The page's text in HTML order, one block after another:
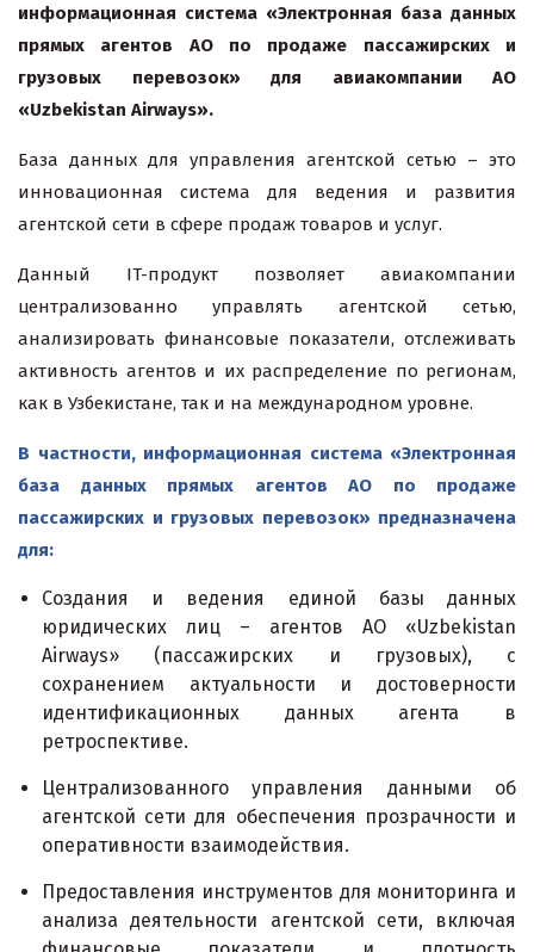
информационная система «Электронная база данных
прямых агентов АО по продаже пассажирских и
грузовых перевозок» для авиакомпании АО
«Uzbekistan Airways».
База данных для управления агентской сетью
– это
инновационная система для ведения и развития
агентской сети в сфере продаж товаров и услуг.
Данный IT-продукт позволяет авиакомпании
централизованно управлять агентской сетью,
анализировать финансовые показатели, отслеживать
активность агентов и их распределение по регионам,
как в Узбекистане, так и на международном уровне.
В частности, информационная система «Электронная
база данных прямых агентов АО по продаже
пассажирских и грузовых перевозок» предназначена
для:
Создания и ведения единой базы данных
юридических лиц – агентов АО «Uzbekistan
Airways» (пассажирских и грузовых), с
сохранением актуальности и достоверности
идентификационных данных агента в
ретроспективе.
Централизованного управления данными об
агентской сети для обеспечения прозрачности и
оперативности взаимодействия.
Предоставления инструментов для мониторинга и
анализа деятельности агентской сети, включая